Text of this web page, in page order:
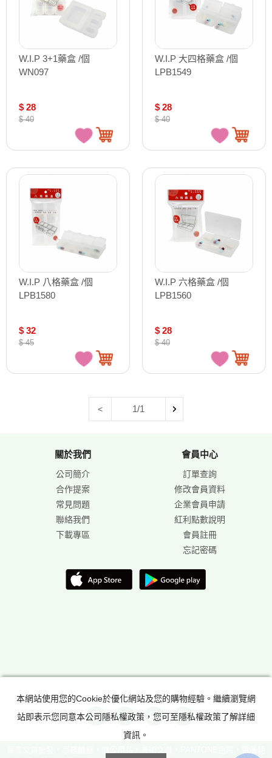
W.I.P 3+1藥盒 /個
WN097
$ 28
$ 40
W.I.P 大四格藥盒 /個
LPB1549
$ 28
$ 40
W.I.P 八格藥盒 /個
LPB1580
$ 32
$ 45
W.I.P 六格藥盒 /個
LPB1560
$ 28
$ 40
< 1/1
關於我們
公司簡介
合作提案
常見問題
聯絡我們
下載專區
會員中心
訂單查詢
修改會員資料
企業會員申請
紅利點數說明
會員註冊
忘記密碼
本網站使用您的Cookie於優化網站及您的購物經驗。繼續瀏覽網
站即表示您同意本公司隱私權政策，您可至隱私權政策了解詳細
資訊。